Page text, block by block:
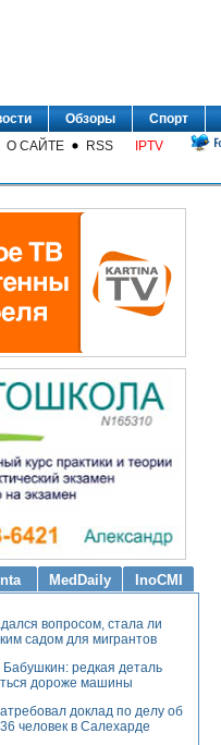
Обзоры Спорт
О САЙТЕ RSS
IPTV
MedDaily InoCMI
вопросом, стала ли
садом для мигрантов
Бабушкин: редкая деталь
дороже машины
доклад по делу об
человек в Салехарде